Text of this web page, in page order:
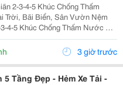
2-3-4-5 Khúc Chống Thấm
Bãi Biển, Sân Vườn Nệm
4-5 Khúc Chống Thấm Nước Có
Màu Sắc Và Chất Liệu Phù
Sản Phẩm Hoàn Thiện Tỉ Mỉ,
3 giờ trước
Tầng Đẹp - Hẻm Xe Tải -